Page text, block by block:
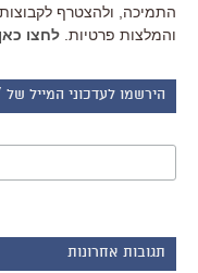
התמיכה, ולהצטרף
והמלצות פרטיות. לחצו כאן
הירשמו לעדכוני המייל
תגובות אחרונות